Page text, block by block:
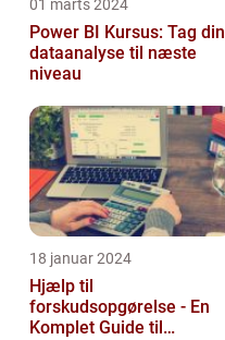
01 marts 2024
Power BI Kursus: Tag din
dataanalyse til næste
niveau
18 januar 2024
Hjælp til
forskudsopgørelse - En
Komplet Guide til